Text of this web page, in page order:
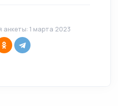
анкеты: 1 марта 2023